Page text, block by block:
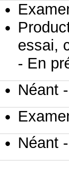
essai,
- En
Néant
Néant